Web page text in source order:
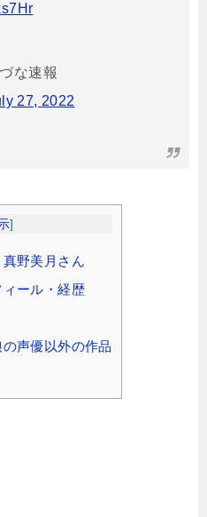
な速報
27, 2022
]
野美月さん
ール・経歴
声優以外の作品